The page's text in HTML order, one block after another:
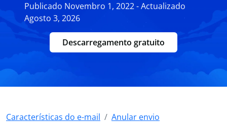
Publicado Novembro 1, 2022 - Actualizado
Agosto 3, 2026
Descarregamento gratuito
Características do e-mail
Anular envio